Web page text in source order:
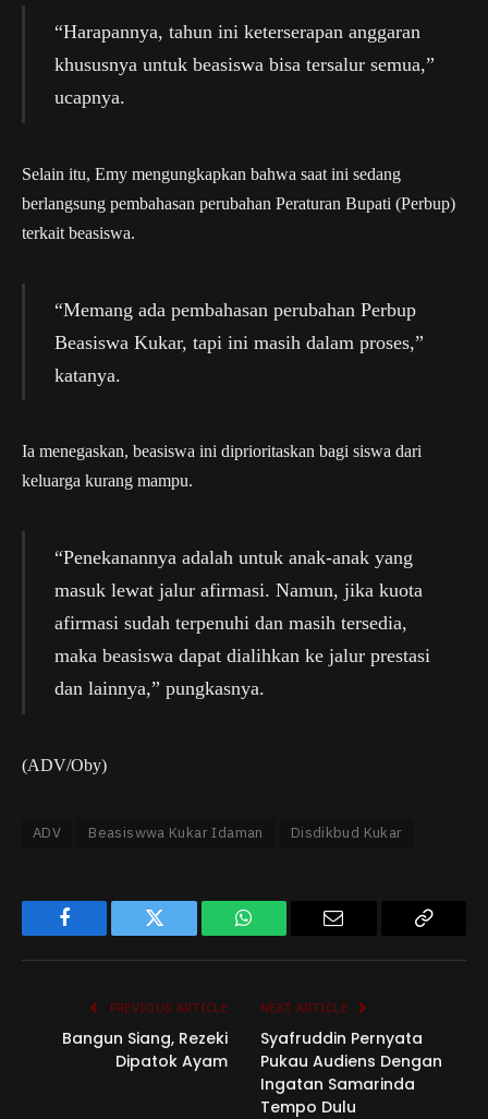
“Harapannya, tahun ini keterserapan anggaran
khususnya untuk beasiswa bisa tersalur semua,”
ucapnya.
Selain itu, Emy mengungkapkan bahwa saat ini sedang
berlangsung pembahasan perubahan Peraturan Bupati (Perbup)
terkait beasiswa.
“Memang ada pembahasan perubahan Perbup
Beasiswa Kukar, tapi ini masih dalam proses,”
katanya.
Ia menegaskan, beasiswa ini diprioritaskan bagi siswa dari
keluarga kurang mampu.
“Penekanannya adalah untuk anak-anak yang
masuk lewat jalur afirmasi. Namun, jika kuota
afirmasi sudah terpenuhi dan masih tersedia,
maka beasiswa dapat dialihkan ke jalur prestasi
dan lainnya,” pungkasnya.
(ADV/Oby)
ADV Beasiswwa Kukar Idaman Disdikbud Kukar
Facebook Twitter WhatsApp Email
Copy
PREVIOUS ARTICLE
Bangun Siang, Rezeki
Dipatok Ayam
NEXT ARTICLE
Syafruddin Pernyata
Pukau Audiens Dengan
Ingatan Samarinda
Tempo Dulu